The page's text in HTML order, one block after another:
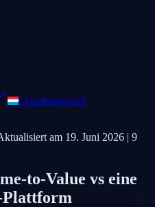
Lëtzebuergesch
am 19. Juni 2026 | 9
to-Value vs eine